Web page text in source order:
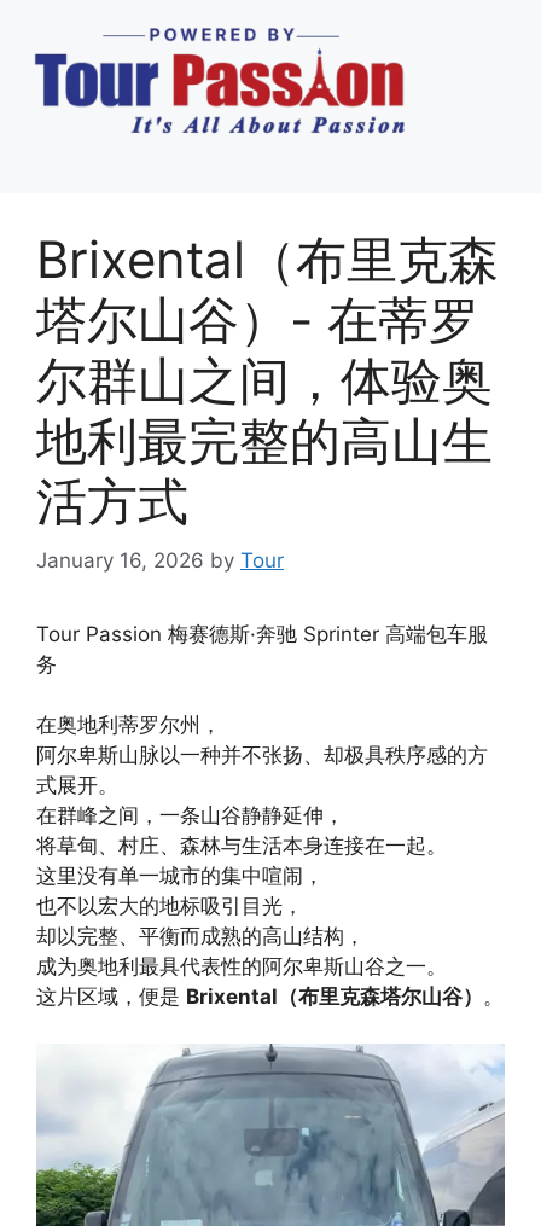
Brixental（布里克森
塔尔山谷）- 在蒂罗
尔群山之间，体验奥
地利最完整的高山生
活方式
January 16, 2026 by Tour
Tour Passion 梅赛德斯·奔驰 Sprinter 高端包车服
务
在奥地利蒂罗尔州，
阿尔卑斯山脉以一种并不张扬、却极具秩序感的方
式展开。
在群峰之间，一条山谷静静延伸，
将草甸、村庄、森林与生活本身连接在一起。
这里没有单一城市的集中喧闹，
也不以宏大的地标吸引目光，
却以完整、平衡而成熟的高山结构，
成为奥地利最具代表性的阿尔卑斯山谷之一。
这片区域，便是 Brixental（布里克森塔尔山谷） 。